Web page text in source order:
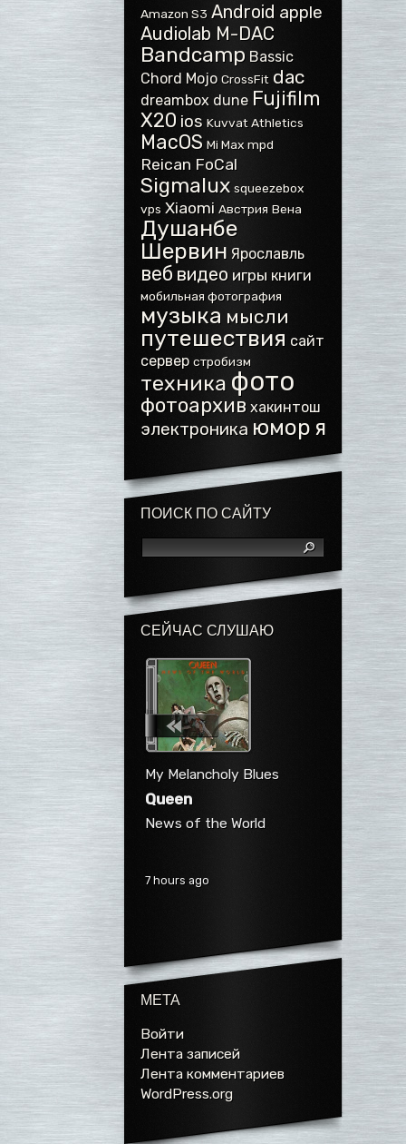
Amazon S3 Android apple
Audiolab M-DAC
Bandcamp Bassic
Chord Mojo CrossFit dac
dreambox dune Fujifilm
X20 ios Kuvvat Athletics
MacOS Mi Max mpd
Reican FoCal
Sigmalux squeezebox
vps Xiaomi Австрия Вена
Душанбе
Шервин Ярославль
веб видео игры книги
мобильная фотография
музыка мысли
путешествия сайт
сервер стробизм
техника фото
фотоархив хакинтош
электроника юмор я
ПОИСК ПО САЙТУ
СЕЙЧАС СЛУШАЮ
My Melancholy Blues
Queen
News of the World
7 hours ago
МЕТА
Войти
Лента записей
Лента комментариев
WordPress.org